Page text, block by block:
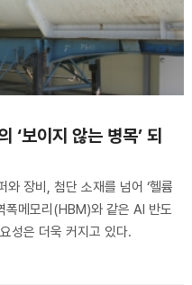
‘보이지 않는 병목’ 되
장비, 첨단 소재를 넘어 ‘헬륨
폭메모리(HBM)와 같은 AI 반도
성은 더욱 커지고 있다.